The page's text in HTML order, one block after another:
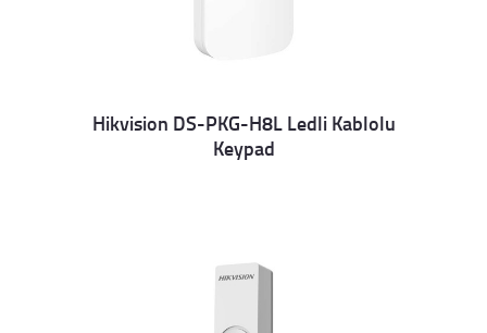
Hikvision DS-PKG-H8L Ledli Kablolu
Keypad